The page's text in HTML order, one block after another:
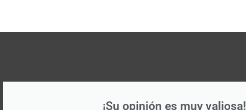
¡Su opinión es muy valiosa!